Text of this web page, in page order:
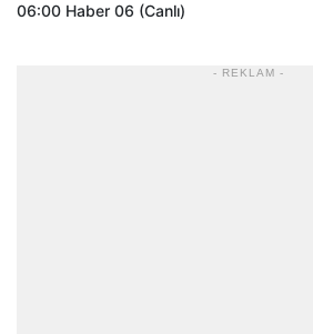
06:00 Haber 06 (Canlı)
- REKLAM -